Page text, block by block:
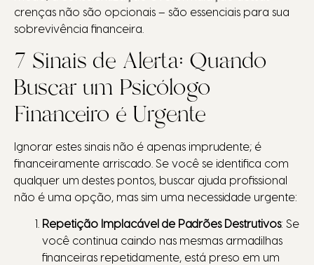
crenças não são opcionais – são essenciais para sua
sobrevivência financeira.
7 Sinais de Alerta: Quando
Buscar um Psicólogo
Financeiro é Urgente
Ignorar estes sinais não é apenas imprudente; é
financeiramente arriscado. Se você se identifica com
qualquer um destes pontos, buscar ajuda profissional
não é uma opção, mas sim uma necessidade urgente:
Repetição Implacável de Padrões Destrutivos: Se
você continua caindo nas mesmas armadilhas
financeiras repetidamente, está preso em um